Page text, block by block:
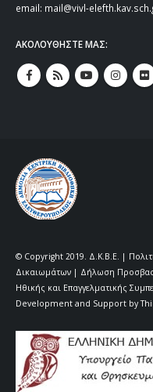
email: mail@vivl-
ΑΚΟΛΟΥΘΗΣΤΕ ΜΑΣ:
© Copyright 2019. Δ.Κ.Β.Ε. |
Δικαιωμάτων | Δήλωση
Ηθικής και Επαγγελματικής
Development and Support by